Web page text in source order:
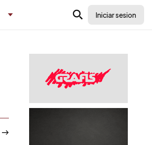
Iniciar sesion